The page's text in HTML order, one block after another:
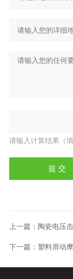
请输入计算结果（
上一篇： 陶瓷电压
下一篇： 塑料滑动